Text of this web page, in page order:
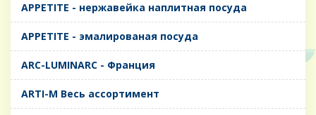
APPETITE - нержавейка наплитная посуда
APPETITE - эмалированая посуда
ARC-LUMINARC - Франция
ARTI-M Весь ассортимент